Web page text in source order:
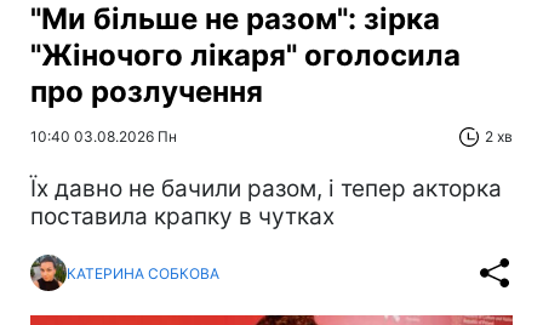
"Ми більше не разом": зірка
"Жіночого лікаря" оголосила
про розлучення
10:40 03.08.2026 Пн 2 хв
Їх давно не бачили разом, і тепер акторка
поставила крапку в чутках
КАТЕРИНА СОБКОВА